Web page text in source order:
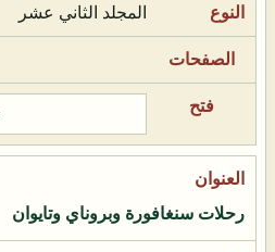
المجلد الثاني عشر
رحلات سنغافورة وبروناي وتايوان